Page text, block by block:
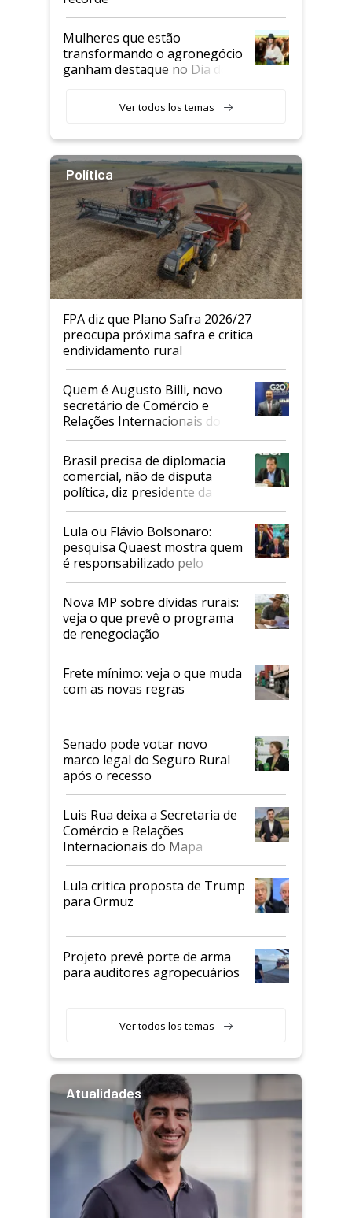
Mulheres que estão
transformando o agronegócio
ganham destaque no Dia do
Ver todos los temas
Política
FPA diz que Plano Safra 2026/27
preocupa próxima safra e critica
endividamento rural
Quem é Augusto Billi, novo
secretário de Comércio e
Relações Internacionais do
Mapa
Brasil precisa de diplomacia
comercial, não de disputa
política, diz presidente da
Faesp
Lula ou Flávio Bolsonaro:
pesquisa Quaest mostra quem
é responsabilizado pelo
tarifaço dos EUA
Nova MP sobre dívidas rurais:
veja o que prevê o programa
de renegociação
Frete mínimo: veja o que muda
com as novas regras
Senado pode votar novo
marco legal do Seguro Rural
após o recesso
Luis Rua deixa a Secretaria de
Comércio e Relações
Internacionais do Mapa
Lula critica proposta de Trump
para Ormuz
Projeto prevê porte de arma
para auditores agropecuários
Ver todos los temas
Atualidades